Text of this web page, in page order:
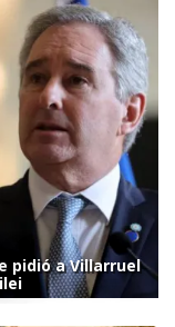
pidió a Villarruel